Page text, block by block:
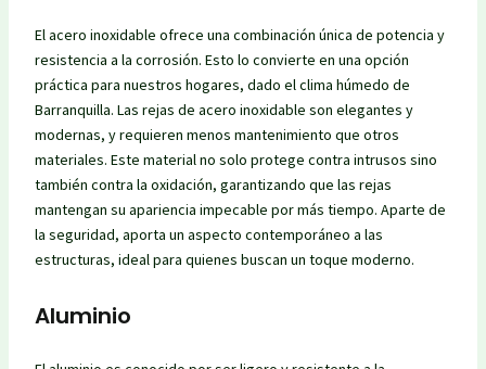
El acero inoxidable ofrece una combinación única de potencia y
resistencia a la corrosión. Esto lo convierte en una opción
práctica para nuestros hogares, dado el clima húmedo de
Barranquilla. Las rejas de acero inoxidable son elegantes y
modernas, y requieren menos mantenimiento que otros
materiales. Este material no solo protege contra intrusos sino
también contra la oxidación, garantizando que las rejas
mantengan su apariencia impecable por más tiempo. Aparte de
la seguridad, aporta un aspecto contemporáneo a las
estructuras, ideal para quienes buscan un toque moderno.
Aluminio